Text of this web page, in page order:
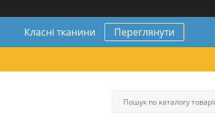
Класні тканини Переглянути